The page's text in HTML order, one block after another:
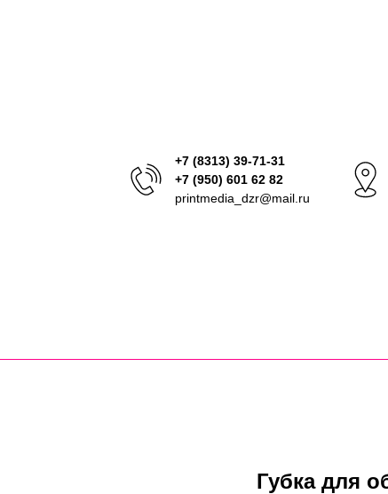
+7 (8313) 39-71-31
+7 (950) 601 62 82
printmedia_dzr@mail.ru
Губка для